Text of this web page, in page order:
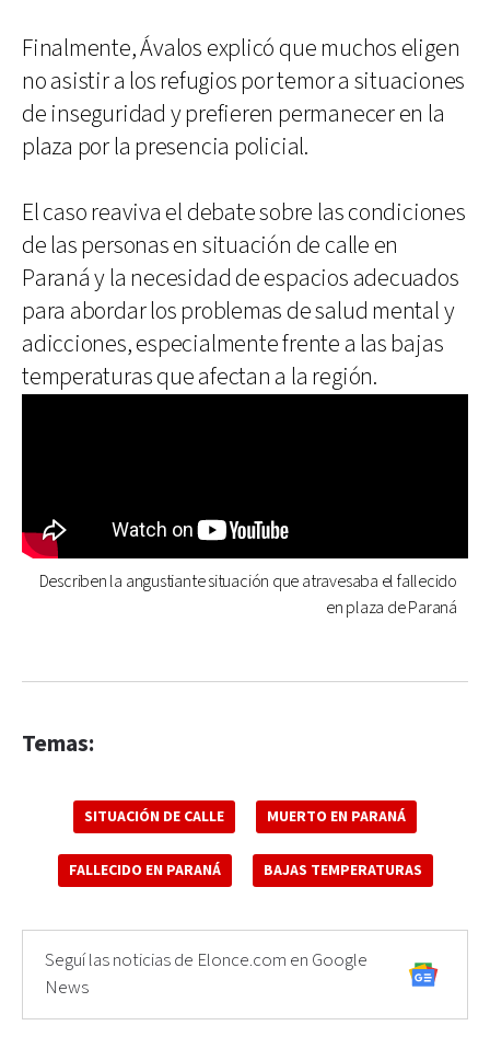
Finalmente, Ávalos explicó que muchos eligen
no asistir a los refugios por temor a situaciones
de inseguridad y prefieren permanecer en la
plaza por la presencia policial.
El caso reaviva el debate sobre las condiciones
de las personas en situación de calle en
Paraná y la necesidad de espacios adecuados
para abordar los problemas de salud mental y
adicciones, especialmente frente a las bajas
temperaturas que afectan a la región.
Describen la angustiante situación que atravesaba el fallecido
en plaza de Paraná
Temas:
SITUACIÓN DE CALLE MUERTO EN PARANÁ
FALLECIDO EN PARANÁ BAJAS TEMPERATURAS
Seguí las noticias de Elonce.com en Google
News